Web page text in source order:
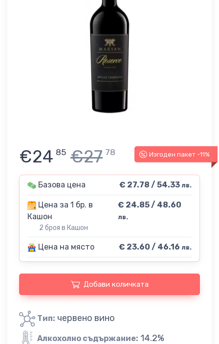
Изгоден пакет -11%
€24 85 €27 78
Базова цена € 27.78 / 54.33 лв.
Цена за 1 бр. в
Кашон
2 броя в Кашон
€ 24.85 / 48.60
лв.
Цена на място € 23.60 / 46.16 лв.
Добави количката
Тип: червено вино
Алкохолно съдържание: 14.2%